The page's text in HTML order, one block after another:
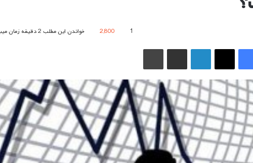
1
2,800 خواندن این مطلب 2 دقیقه زمان میبرد
فیس بوک ایکس لینکدین اشتراک گذاری از طریق ایمیل چاپ